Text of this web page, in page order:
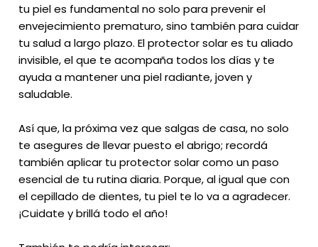
tu piel es fundamental no solo para prevenir el
envejecimiento prematuro, sino también para cuidar
tu salud a largo plazo. El protector solar es tu aliado
invisible, el que te acompaña todos los días y te
ayuda a mantener una piel radiante, joven y
saludable.
Así que, la próxima vez que salgas de casa, no solo
te asegures de llevar puesto el abrigo; recordá
también aplicar tu protector solar como un paso
esencial de tu rutina diaria. Porque, al igual que con
el cepillado de dientes, tu piel te lo va a agradecer.
¡Cuidate y brillá todo el año!